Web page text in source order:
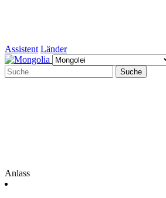
Assistent Länder
Suche
Anlass